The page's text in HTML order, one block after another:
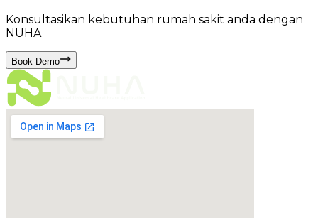
Konsultasikan kebutuhan rumah sakit anda dengan
NUHA
Book Demo